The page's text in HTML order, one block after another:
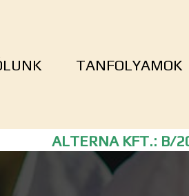
TANFOLYAMOK
ALTERNA KFT.: